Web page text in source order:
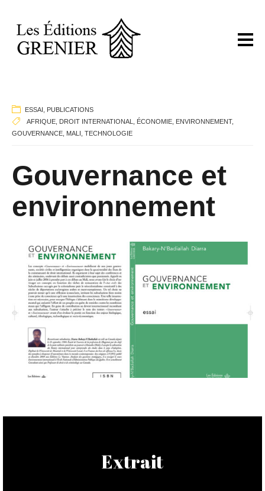
ESSAI
PUBLICATIONS
AFRIQUE DROIT INTERNATIONAL ÉCONOMIE ENVIRONNEMENT,
GOUVERNANCE MALI TECHNOLOGIE
Gouvernance et
environnement
Extrait